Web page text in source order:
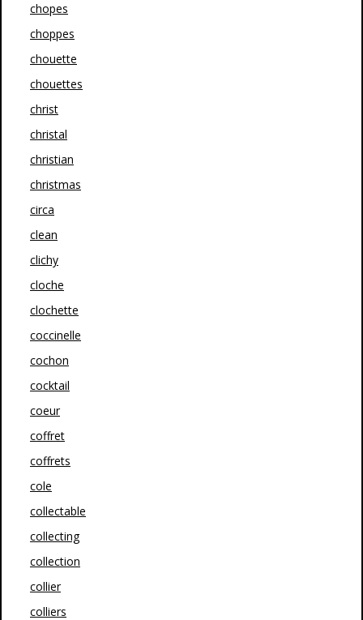
chopes
choppes
chouette
chouettes
christ
christal
christian
christmas
circa
clean
clichy
cloche
clochette
coccinelle
cochon
cocktail
coeur
coffret
coffrets
cole
collectable
collecting
collection
collier
colliers